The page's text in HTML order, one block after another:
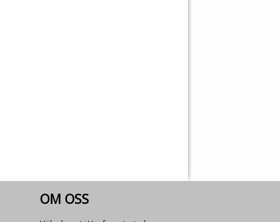
OM OSS